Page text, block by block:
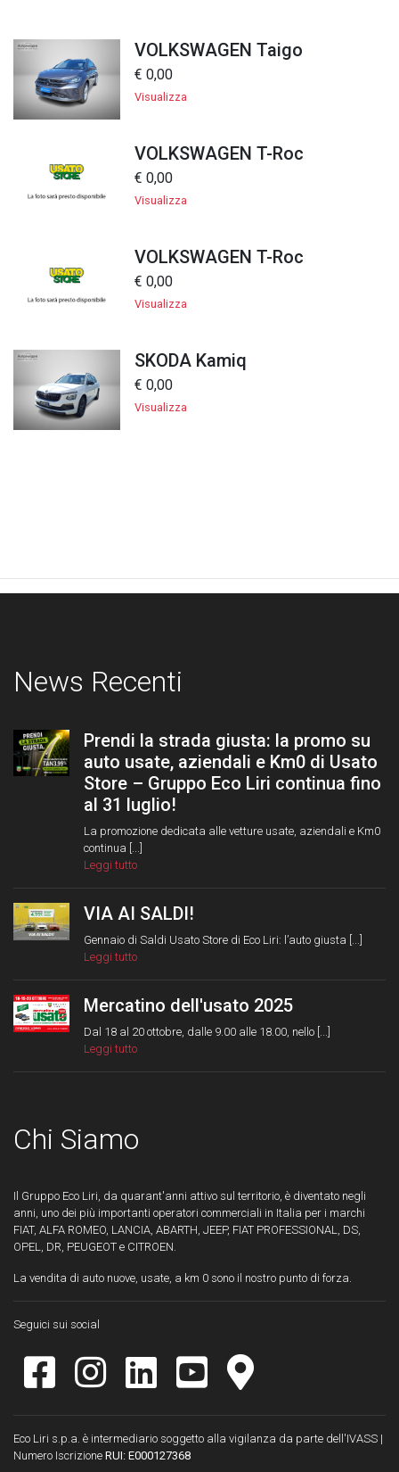
VOLKSWAGEN Taigo
€ 0,00
Visualizza
VOLKSWAGEN T-Roc
€ 0,00
Visualizza
VOLKSWAGEN T-Roc
€ 0,00
Visualizza
SKODA Kamiq
€ 0,00
Visualizza
News Recenti
Prendi la strada giusta: la promo su
auto usate, aziendali e Km0 di Usato
Store – Gruppo Eco Liri continua fino
al 31 luglio!
La promozione dedicata alle vetture usate, aziendali e Km0
continua [...]
Leggi tutto
VIA AI SALDI!
Gennaio di Saldi Usato Store di Eco Liri: l’auto giusta [...]
Leggi tutto
Mercatino dell'usato 2025
Dal 18 al 20 ottobre, dalle 9.00 alle 18.00, nello [...]
Leggi tutto
Chi Siamo
Il Gruppo Eco Liri, da quarant'anni attivo sul territorio, è diventato negli
anni, uno dei più importanti operatori commerciali in Italia per i marchi
FIAT, ALFA ROMEO, LANCIA, ABARTH, JEEP, FIAT PROFESSIONAL, DS,
OPEL, DR, PEUGEOT e CITROEN.
La vendita di auto nuove, usate, a km 0 sono il nostro punto di forza.
Seguici sui social
Eco Liri s.p.a. è intermediario soggetto alla vigilanza da parte dell'IVASS |
Numero Iscrizione RUI: E000127368